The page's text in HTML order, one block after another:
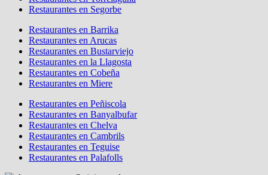
Restaurantes en Segorbe
Restaurantes en Barrika
Restaurantes en Arucas
Restaurantes en Bustarviejo
Restaurantes en la Llagosta
Restaurantes en Cobeña
Restaurantes en Miere
Restaurantes en Peñiscola
Restaurantes en Banyalbufar
Restaurantes en Chelva
Restaurantes en Cambrils
Restaurantes en Teguise
Restaurantes en Palafolls